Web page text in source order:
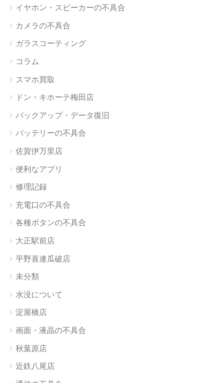
イヤホン・スピーカーの不具合
カメラの不具合
ガラスコーティング
コラム
スマホ買取
ドン・キホーテ梅田店
バックアップ・データ復旧
バッテリーの不具合
佐賀伊万里店
便利なアプリ
修理記録
充電口の不具合
各種ボタンの不具合
大正駅前店
平野喜連瓜破店
未分類
水没について
淀屋橋店
画面・液晶の不具合
秋葉原店
近鉄八尾店